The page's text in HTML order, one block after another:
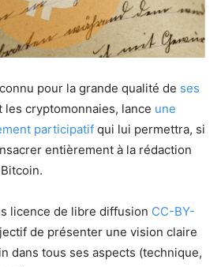
pour la grande qualité de ses
les cryptomonnaies, lance une
participatif qui lui permettra, si
entièrement à la rédaction
licence de libre diffusion CC-BY-
de présenter une vision claire
dans tous ses aspects (technique,